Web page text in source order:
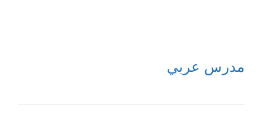
مدرس عربي